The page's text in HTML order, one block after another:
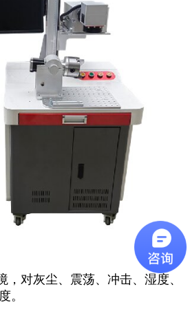
，对灰尘、震荡、冲击、湿度、
。